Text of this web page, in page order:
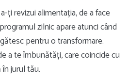
ți revizui alimentația, de a face
zilnic apare atunci când
pentru o transformare.
a te îmbunătăți, care coincide cu
jurul tău.